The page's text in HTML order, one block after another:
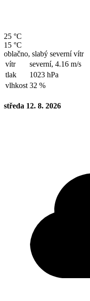
25 °C
15 °C
oblačno, slabý severní vítr
vítr
severní, 4.16 m/s
tlak
1023 hPa
vlhkost 32 %
středa 12. 8. 2026